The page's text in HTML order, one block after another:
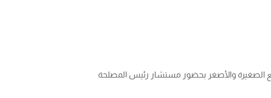
الصغيرة والأصغر بحضور مستشار رئيس المصلحة